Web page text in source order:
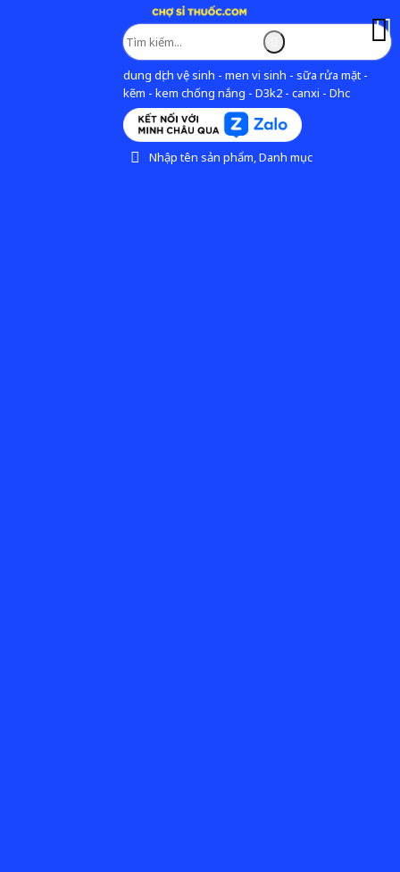
dung dịch vệ sinh - men vi sinh - sữa rửa mặt -
kẽm - kem chống nắng - D3k2 - canxi - Dhc
Nhập tên sản phẩm, Danh mục